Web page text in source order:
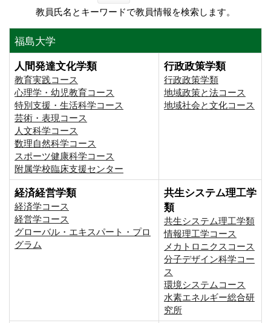
教員氏名とキーワードで教員情報を検索します。
福島大学
人間発達文化学類
教育実践コース
心理学・幼児教育コース
特別支援・生活科学コース
芸術・表現コース
人文科学コース
数理自然科学コース
スポーツ健康科学コース
附属学校臨床支援センター
行政政策学類
行政政策学類
地域政策と法コース
地域社会と文化コース
経済経営学類
経済学コース
経営学コース
グローバル・エキスパート・プロ
グラム
共生システム理工学
類
共生システム理工学類
情報理工学コース
メカトロニクスコース
分子デザイン科学コー
ス
環境システムコース
⽔素エネルギー総合研
究所